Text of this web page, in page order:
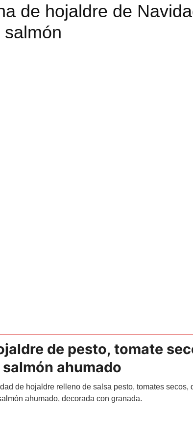
de hojaldre de
de pesto, tomate
ahumado
de hojaldre relleno de salsa pesto, tomates secos,
ahumado, decorada con granada.